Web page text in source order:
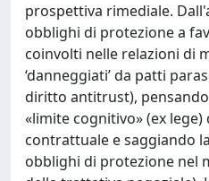
prospettiva rimediale.
obblighi di protezione a
coinvolti nelle relazioni di
‘danneggiati’ da patti
diritto antitrust),
«limite cognitivo» (ex
contrattuale e saggiando
obblighi di protezione nel